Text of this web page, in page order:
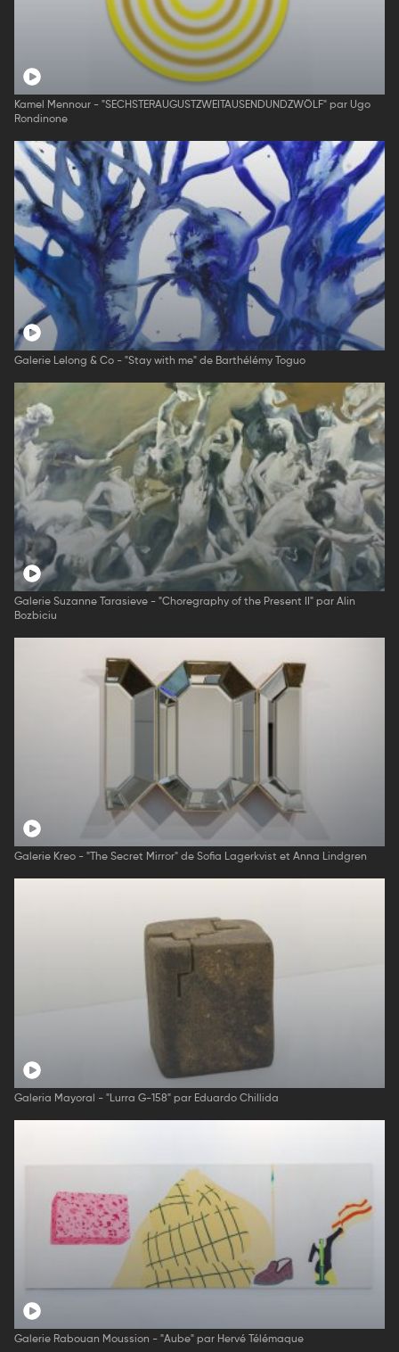
Kamel Mennour - "SECHSTERAUGUSTZWEITAUSENDUNDZWÖLF" par Ugo
Rondinone
Galerie Lelong & Co - "Stay with me" de Barthélémy Toguo
Galerie Suzanne Tarasieve - "Choregraphy of the Present II" par Alin
Bozbiciu
Galerie Kreo - "The Secret Mirror" de Sofia Lagerkvist et Anna Lindgren
Galeria Mayoral - "Lurra G-158" par Eduardo Chillida
Galerie Rabouan Moussion - "Aube" par Hervé Télémaque